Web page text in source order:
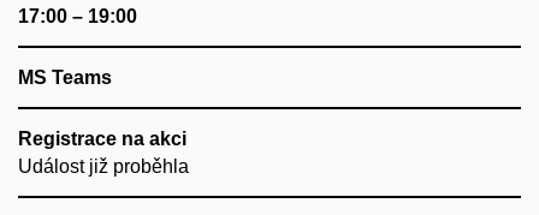
17:00 – 19:00
MS Teams
Registrace na akci
Událost již proběhla